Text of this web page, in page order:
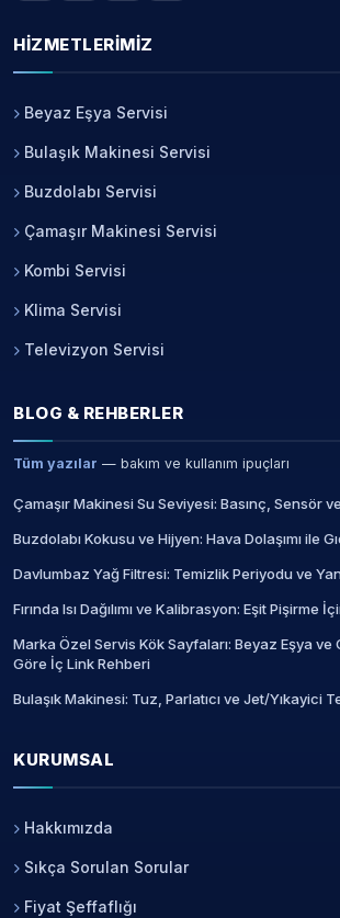
HIZMETLERIMIZ
Beyaz Eşya Servisi
Bulaşık Makinesi Servisi
Buzdolabı Servisi
Çamaşır Makinesi Servisi
Kombi Servisi
Klima Servisi
Televizyon Servisi
BLOG & REHBERLER
Tüm yazılar — bakım ve kullanım ipuçları
Çamaşır Makinesi Su Seviyesi: Basınç, Sensör
Buzdolabı Kokusu ve Hijyen: Hava Dolaşımı ile
Davlumbaz Yağ Filtresi: Temizlik Periyodu ve
Fırında Isı Dağılımı ve Kalibrasyon: Eşit Pişirme
Marka Özel Servis Kök Sayfaları: Beyaz Eşya ve
Göre İç Link Rehberi
Bulaşık Makinesi: Tuz, Parlatıcı ve Jet/Yıkayici
KURUMSAL
Hakkımızda
Sıkça Sorulan Sorular
Fiyat Şeffaflığı